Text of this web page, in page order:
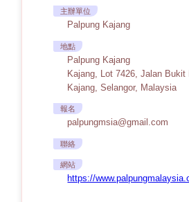
主辦單位
Palpung Kajang
地點
Palpung Kajang
Kajang, Lot 7426, Jalan Bukit
Kajang, Selangor, Malaysia
報名
palpungmsia@gmail.com
聯絡
網站
https://